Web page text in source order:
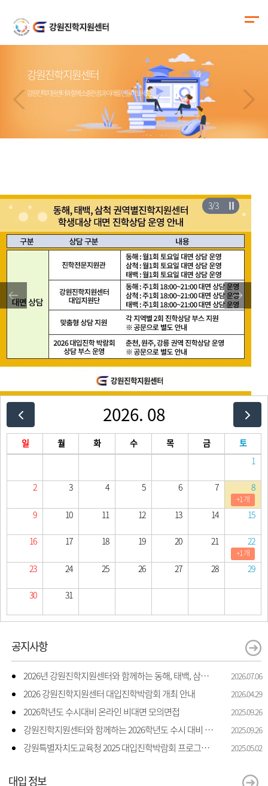
강원진학지원센터
강원진학지원센터와 함께 소중한 꿈과 미래를 만들어 보세요.
강원진학지원센터
강원진학지원센터와 함께 소중한 꿈과 미래를 만들어 보세요.
강원진학지원센터
강원진학지원센터와 함께 소중한 꿈과 미래를 만들어 보세요.
강원진학지원센터
강원진학지원센터와 함께 소중한 꿈과 미래를 만들어 보세요.
3/3
2026. 08
일 월 화 수 목 금
토
1
2 3 4 5 6 7 8
+1 개
9 10 11 12 13 14 15
16 17 18 19 20 21 22
+1 개
23 24 25 26 27 28 29
30 31
공지사항
2026년 강원진학지원센터와 함께하는 동해, 태백, 삼척 지역 진학 상담 상담 안내 2026.07.06
2026 강원진학지원센터 대입진학박람회 개최 안내 2026.04.29
2026학년도 수시대비 온라인 비대면 모의면접 2025.09.26
강원진학지원센터와 함께하는 2026학년도 수시 대비 모의면접 지원 2025.09.26
강원특별자치도교육청 2025 대입진학박람회 프로그램 일정 및 신청 안내 2025.05.02
대입 정보